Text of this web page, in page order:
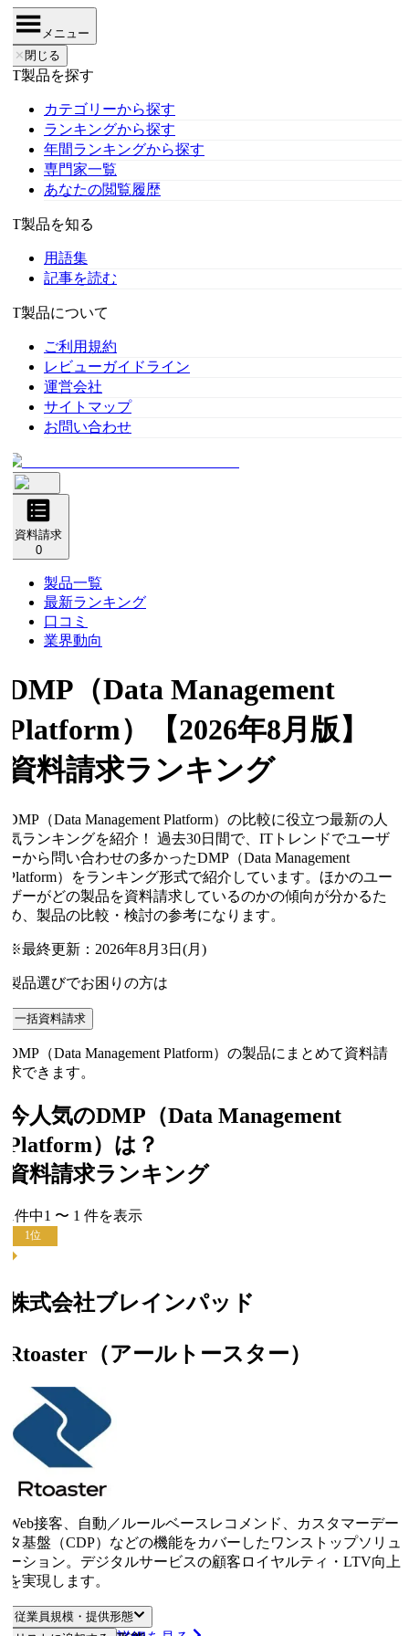
メニュー
閉じる
製品を探す
カテゴリーから探す
ランキングから探す
年間ランキングから探す
専門家一覧
あなたの閲覧履歴
製品を知る
用語集
記事を読む
製品について
ご利用規約
レビューガイドライン
運営会社
サイトマップ
お問い合わせ
資料請求
製品一覧
最新ランキング
口コミ
業界動向
（Data Management
）
【2026年8月版】
料請求ランキング
（Data Management Platform）の比較に役立つ最新の人
ランキングを紹介！ 過去30日間で、ITトレンドでユーザ
から問い合わせの多かったDMP（Data Management
）をランキング形式で紹介しています。ほかのユー
ーがどの製品を資料請求しているのかの傾向が分かるた
、製品の比較・検討の参考になります。
最終更新： 2026年8月3日(月)
品選びでお困りの方は
一括資料請求
（Data Management Platform）の製品にまとめて資料請
できます。
人気のDMP（Data Management
） は？
料請求ランキング
件中1〜1件を表示
位
式会社ブレインパッド
（アールトースター）
接客、自動／ルールベースレコメンド、カスタマーデー
基盤（CDP）などの機能をカバーしたワンストップソリュ
ション。デジタルサービスの顧客ロイヤルティ・LTV向上
実現します。
従業員規模・提供形態